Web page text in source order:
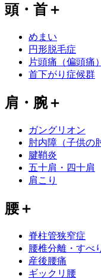
頭・首＋
めまい
円形脱毛症
片頭痛（偏頭痛）
首下がり症候群
肩・腕＋
ガングリオン
肘内障（子供の
腱鞘炎
五十肩・四十肩
肩こり
腰＋
脊柱管狭窄症
腰椎分離・すべ
産後腰痛
ギックリ腰